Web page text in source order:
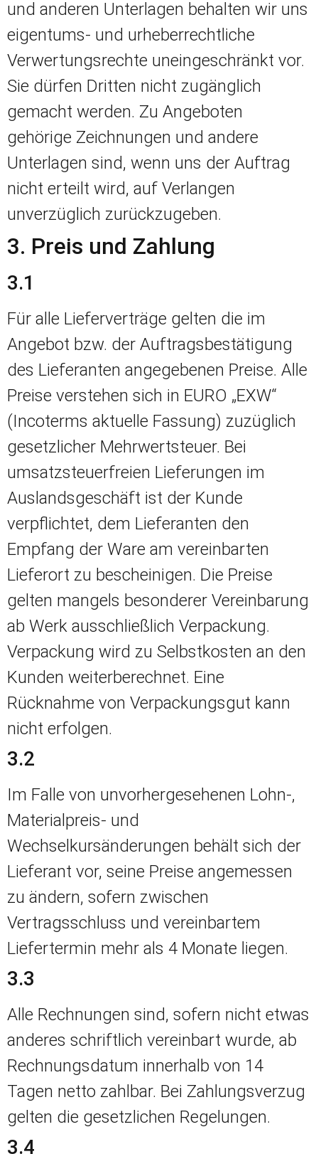
und anderen Unterlagen behalten wir uns
eigentums- und urheberrechtliche
Verwertungsrechte uneingeschränkt vor.
Sie dürfen Dritten nicht zugänglich
gemacht werden. Zu Angeboten
gehörige Zeichnungen und andere
Unterlagen sind, wenn uns der Auftrag
nicht erteilt wird, auf Verlangen
unverzüglich zurückzugeben.
3. Preis und Zahlung
3.1
Für alle Lieferverträge gelten die im
Angebot bzw. der Auftragsbestätigung
des Lieferanten angegebenen Preise. Alle
Preise verstehen sich in EURO „EXW“
(Incoterms aktuelle Fassung) zuzüglich
gesetzlicher Mehrwertsteuer. Bei
umsatzsteuerfreien Lieferungen im
Auslandsgeschäft ist der Kunde
verpflichtet, dem Lieferanten den
Empfang der Ware am vereinbarten
Lieferort zu bescheinigen. Die Preise
gelten mangels besonderer Vereinbarung
ab Werk ausschließlich Verpackung.
Verpackung wird zu Selbstkosten an den
Kunden weiterberechnet. Eine
Rücknahme von Verpackungsgut kann
nicht erfolgen.
3.2
Im Falle von unvorhergesehenen Lohn-,
Materialpreis- und
Wechselkursänderungen behält sich der
Lieferant vor, seine Preise angemessen
zu ändern, sofern zwischen
Vertragsschluss und vereinbartem
Liefertermin mehr als 4 Monate liegen.
3.3
Alle Rechnungen sind, sofern nicht etwas
anderes schriftlich vereinbart wurde, ab
Rechnungsdatum innerhalb von 14
Tagen netto zahlbar. Bei Zahlungsverzug
gelten die gesetzlichen Regelungen.
3.4